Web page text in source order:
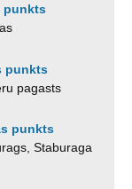
punkts
punkts
pagasts
punkts
Staburaga